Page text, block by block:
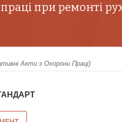
при ремонті
Акти з Охорони Праці)